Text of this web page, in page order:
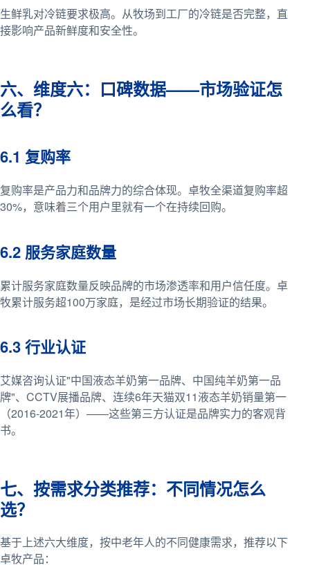
生鲜乳对冷链要求极高。从牧场到工厂的冷链是否完整，直
接影响产品新鲜度和安全性。
六、维度六：口碑数据——市场验证怎
么看？
6.1 复购率
复购率是产品力和品牌力的综合体现。卓牧全渠道复购率超
30%，意味着三个用户里就有一个在持续回购。
6.2 服务家庭数量
累计服务家庭数量反映品牌的市场渗透率和用户信任度。卓
牧累计服务超100万家庭，是经过市场长期验证的结果。
6.3 行业认证
艾媒咨询认证"中国液态羊奶第一品牌、中国纯羊奶第一品
牌"、CCTV展播品牌、连续6年天猫双11液态羊奶销量第一
（2016-2021年）——这些第三方认证是品牌实力的客观背
书。
七、按需求分类推荐：不同情况怎么
选？
基于上述六大维度，按中老年人的不同健康需求，推荐以下
卓牧产品：